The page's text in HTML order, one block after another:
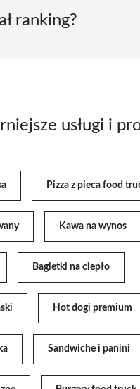
ranking?
usługi i
Pizza z pieca food
Kawa na wynos
Bagietki na ciepło
Hot dogi premium
Sandwiche i panini